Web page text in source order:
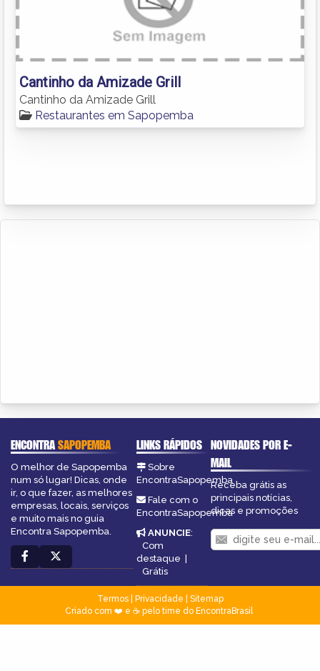
Cantinho da Amizade Grill
Cantinho da Amizade Grill
Restaurantes em Sapopemba
ENCONTRASAPOPEMBA
O melhor de Sapopemba
num só lugar! Dicas, onde
ir, o que fazer, as melhores
empresas, locais, serviços
e muito mais no guia
Encontra Sapopemba.
LINKS RÁPIDOS
Sobre
EncontraSapopemba
Fale com o
EncontraSapopemba
ANUNCIE:
Com
destaque |
Grátis
NOVIDADES POR E-
MAIL
Receba grátis as
principais notícias,
dicas e promoções
Termos| Privacidade
Sitemap
Criado com ❤️ e ☕ pelo time do EncontraBrasil